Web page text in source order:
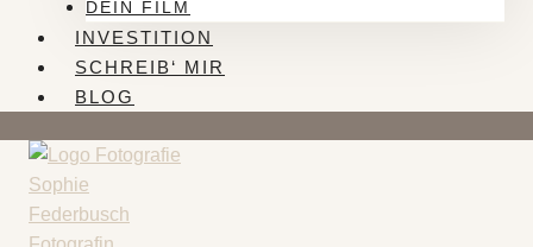
DEIN FILM
INVESTITION
SCHREIB‘ MIR
BLOG